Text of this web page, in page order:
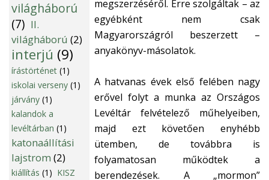
világháború
(7) II.
világháború (2)
interjú (9)
írástörténet (1)
iskolai verseny (1)
járvány (1)
kalandok a
levéltárban (1)
katonaállítási
lajstrom (2)
kiállítás (1) KISZ
megszerzéséről. Erre szolgáltak – az
egyébként nem csak
Magyarországról beszerzett –
anyakönyv-másolatok.
A hatvanas évek első felében nagy
erővel folyt a munka az Országos
Levéltár felvételező műhelyeiben,
majd ezt követően enyhébb
ütemben, de továbbra is
folyamatosan működtek a
berendezések. A „mormon”